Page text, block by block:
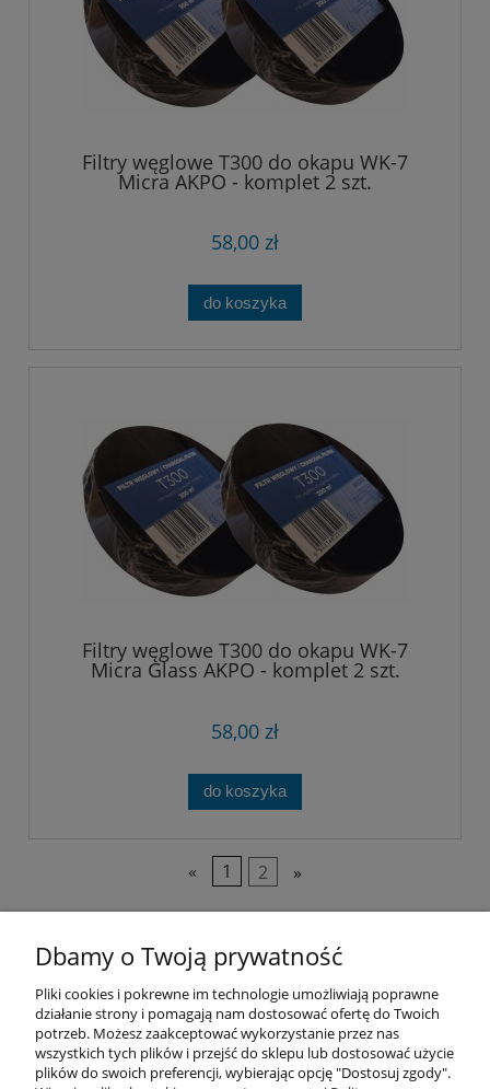
Filtry węglowe T300 do okapu WK-7
Micra AKPO - komplet 2 szt.
58,00 zł
do koszyka
Filtry węglowe T300 do okapu WK-7
Micra Glass AKPO - komplet 2 szt.
58,00 zł
do koszyka
« 1 2 »
Pomoc
Moje konto
Dbamy o Twoją prywatność
Pliki cookies i pokrewne im technologie umożliwiają poprawne
działanie strony i pomagają nam dostosować ofertę do Twoich
potrzeb. Możesz zaakceptować wykorzystanie przez nas
wszystkich tych plików i przejść do sklepu lub dostosować użycie
plików do swoich preferencji, wybierając opcję "Dostosuj zgody".